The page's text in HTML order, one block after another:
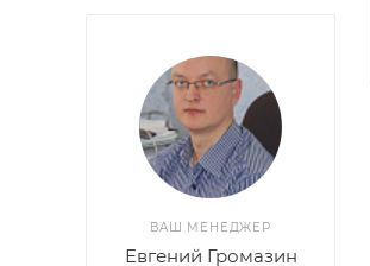
ВАШ МЕНЕДЖЕР
Евгений Громазин